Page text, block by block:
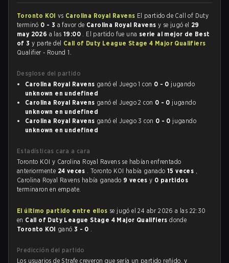
Toronto KOI vs Carolina Royal Ravens El partido de Call of Duty
terminó 0 - 3 a favor de Carolina Royal Ravens y se jugó el 29
may 2026 a las19:00 . El partido fue una serie al mejor de Best
of 3 y parte del Call of Duty League Stage 4 Major Qualifiers
Qualifier - Round 1.
Desglose del partido
Carolina Royal Ravens ganó el Juego 1 con 0 - 0 jugando
unknown en undefined
Carolina Royal Ravens ganó el Juego 2 con 0 - 0 jugando
unknown en undefined
Carolina Royal Ravens ganó el Juego 3 con 0 - 0 jugando
unknown en undefined
Estadísticas cara a cara
Toronto KOI y Carolina Royal Ravens se habían enfrentado
anteriormente 24 veces . Toronto KOI había ganado15 veces ,
Carolina Royal Ravens había ganado 9 vecesy 0 partidos
terminaron en empate.
El último partido entre ellos se jugó el 24 abr 2026 a las 22:30
en Call of Duty League Stage 4 Major Qualifiersdonde
Toronto KOI ganó 3 - 0 .
Predicción del partido
Los usuarios de Strafe creyeron que sería un partido reñido, y